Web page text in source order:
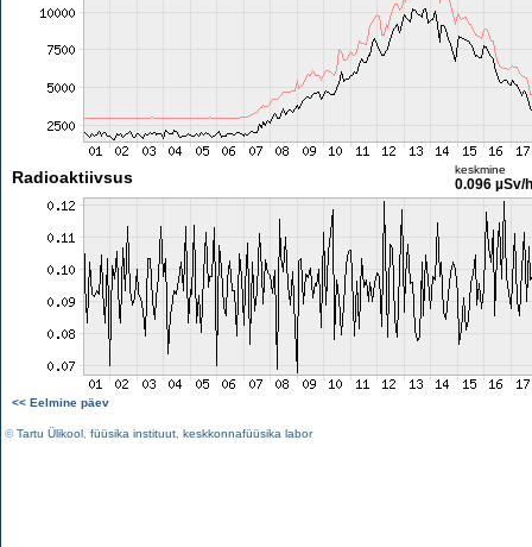
Radioaktiivsus keskmine
0.096 µSv/h
<< Eelmine päev
©Tartu Ülikool füüsika instituut keskkonnafüüsika labor